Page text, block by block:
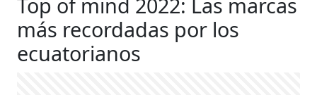
más recordadas por los
ecuatorianos